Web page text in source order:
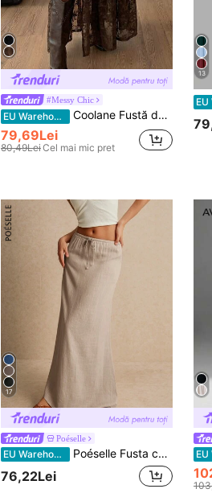
#Messy Chic
EU Warehouse Coolane Fustă de vară pentru femei, la modă, vintage, cu crăpături înalte
79,69Lei
80,49LeiCel mai mic pret
13
17
Poéselle
EU Warehouse Poéselle Fusta cu șnur minimalistă de culoare uni pentru femei
76,22Lei